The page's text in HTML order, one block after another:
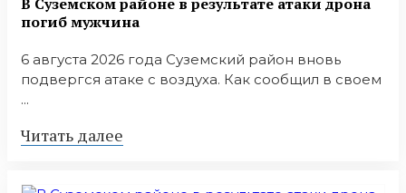
погиб мужчина
6 августа 2026 года Суземский район вновь
подвергся атаке с воздуха. Как сообщил в своем
...
Читать далее